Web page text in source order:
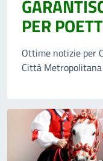
PER
Ottime notizie per
Città